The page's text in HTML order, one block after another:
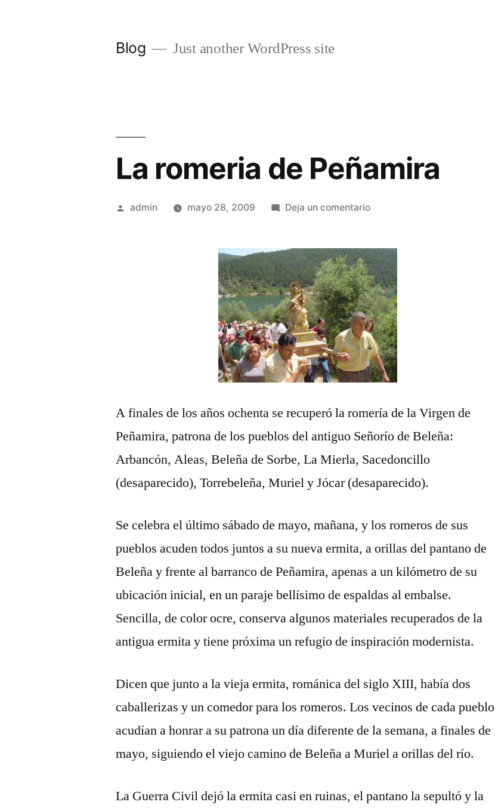
Blog Just another WordPress site
La romeria de Peñamira
Publicado
admin mayo 28, 2009 Deja un comentarioen
de
Peñamira
A finales de los años ochenta se recuperó la romería de la Virgen de
Peñamira, patrona de los pueblos del antiguo Señorío de Beleña:
Arbancón, Aleas, Beleña de Sorbe, La Mierla, Sacedoncillo
(desaparecido), Torrebeleña, Muriel y Jócar (desaparecido).
Se celebra el último sábado de mayo, mañana, y los romeros de sus
pueblos acuden todos juntos a su nueva ermita, a orillas del pantano de
Beleña y frente al barranco de Peñamira, apenas a un kilómetro de su
ubicación inicial, en un paraje bellísimo de espaldas al embalse.
Sencilla, de color ocre, conserva algunos materiales recuperados de la
antigua ermita y tiene próxima un refugio de inspiración modernista.
Dicen que junto a la vieja ermita, románica del siglo XIII, había dos
caballerizas y un comedor para los romeros. Los vecinos de cada pueblo
acudían a honrar a su patrona un día diferente de la semana, a finales de
mayo, siguiendo el viejo camino de Beleña a Muriel a orillas del río.
La Guerra Civil dejó la ermita casi en ruinas, el pantano la sepultó y la